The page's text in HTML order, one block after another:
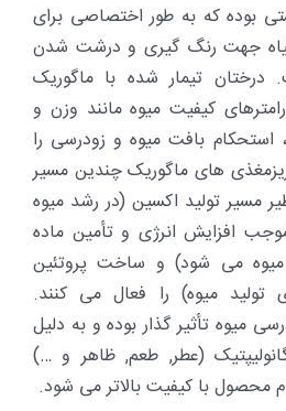
بوده که به طور اختصاصی برای
جهت رنگ گیری و درشت شدن
تیمار شده با ماگوریک
کیفیت میوه مانند وزن و
استحکام بافت میوه و زودرسی را
های ماگوریک چندین مسیر
مسیر تولید اکسین (در رشد میوه
افزایش انرژی و تأمین ماده
میوه می­ شود) و ساخت پروتئین
تولید میوه) را فعال می ­کنند.
میوه تأثیر گذار بوده و به دلیل
(عطر, طعم, ظاهر و …)
محصول با کیفیت بالاتر می­ شود.